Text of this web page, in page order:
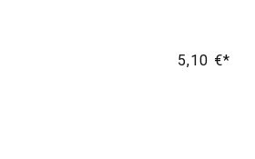
5,10 €*